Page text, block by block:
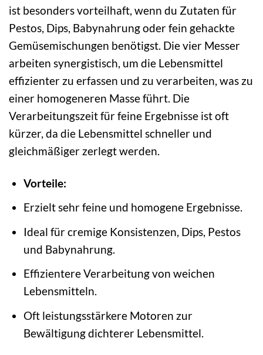
ist besonders vorteilhaft, wenn du Zutaten für
Pestos, Dips, Babynahrung oder fein gehackte
Gemüsemischungen benötigst. Die vier Messer
arbeiten synergistisch, um die Lebensmittel
effizienter zu erfassen und zu verarbeiten, was zu
einer homogeneren Masse führt. Die
Verarbeitungszeit für feine Ergebnisse ist oft
kürzer, da die Lebensmittel schneller und
gleichmäßiger zerlegt werden.
Vorteile:
Erzielt sehr feine und homogene Ergebnisse.
Ideal für cremige Konsistenzen, Dips, Pestos
und Babynahrung.
Effizientere Verarbeitung von weichen
Lebensmitteln.
Oft leistungsstärkere Motoren zur
Bewältigung dichterer Lebensmittel.